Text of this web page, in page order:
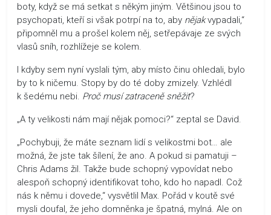
boty, když se má setkat s někým jiným. Většinou jsou to
psychopati, kteří si však potrpí na to, aby nějakvypadali,“
připomněl mu a prošel kolem něj, setřepávaje ze svých
vlasů sníh, rozhlížeje se kolem.
I kdyby sem nyní vyslali tým, aby místo činu ohledali, bylo
by to k ničemu. Stopy by do té doby zmizely. Vzhlédl
k šedému nebi. Proč musí zatraceně sněžit?
„A ty velikosti nám mají nějak pomoci?“ zeptal se David.
„Pochybuji, že máte seznam lidí s velikostmi bot… ale
možná, že jste tak šílení, že ano. A pokud si pamatuji –
Chris Adams žil. Takže bude schopný vypovídat nebo
alespoň schopný identifikovat toho, kdo ho napadl. Což
nás k němu i dovede,“ vysvětlil Max. Pořád v koutě své
mysli doufal, že jeho domněnka je špatná, mylná. Ale on